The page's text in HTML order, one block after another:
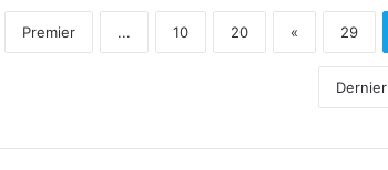
Premier ... 10 20 « 29
Dernier